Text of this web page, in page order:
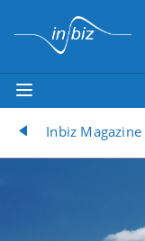
Inbiz Magazine